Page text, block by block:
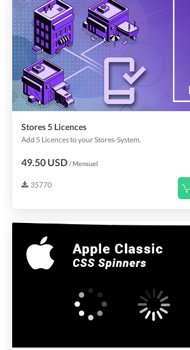
Stores 5 Licences
Add 5 Licences to your Stores-System.
49.50 USD/ Mensuel
35770